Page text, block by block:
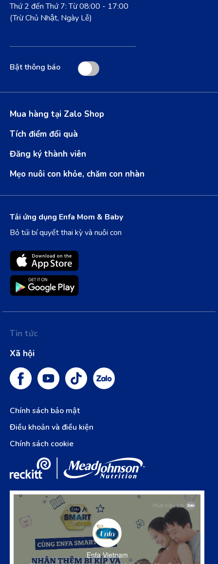
Mua hàng tại Zalo Shop
Tích điểm đổi quà
Đăng ký thành viên
Mẹo nuôi con khỏe, chăm con nhàn
Tải ứng dụng Enfa Mom & Baby
Bỏ túi bí quyết thai kỳ và nuôi con
Tin tức
Xã hội
Chính sách bảo mật
Điều khoản và điều kiện
Chính sách cookie
Thứ 2 đến Thứ 7: Từ 08:00 - 17:00
(Trừ Chủ Nhật, Ngày Lễ)
Bật thông báo